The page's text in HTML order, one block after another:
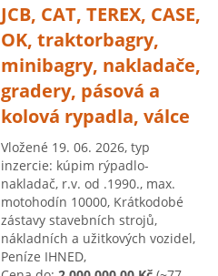
JCB, CAT, TEREX, CASE,
OK, traktorbagry,
minibagry, nakladače,
gradery, pásová a
kolová rypadla, válce
Vložené 19. 06. 2026, typ
inzercie: kúpim rýpadlo-
nakladač, r.v. od .1990., max.
motohodín 10000, Krátkodobé
zástavy stavebních strojů,
nákladních a užitkových vozidel,
Peníze IHNED,